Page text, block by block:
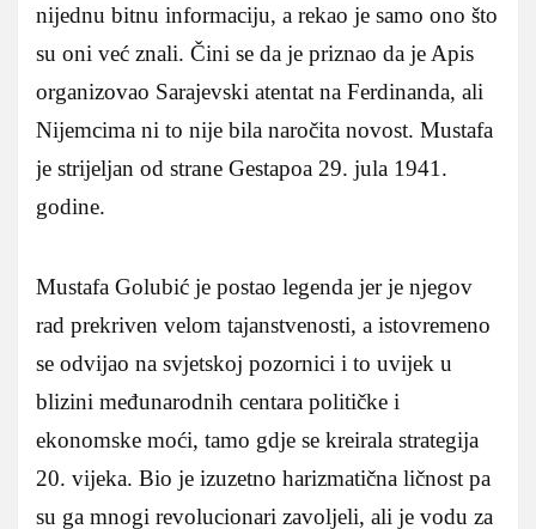
nijednu bitnu informaciju, a rekao je samo ono što
su oni već znali. Čini se da je priznao da je Apis
organizovao Sarajevski atentat na Ferdinanda, ali
Nijemcima ni to nije bila naročita novost. Mustafa
je strijeljan od strane Gestapoa 29. jula 1941.
godine.
Mustafa Golubić je postao legenda jer je njegov
rad prekriven velom tajanstvenosti, a istovremeno
se odvijao na svjetskoj pozornici i to uvijek u
blizini međunarodnih centara političke i
ekonomske moći, tamo gdje se kreirala strategija
20. vijeka. Bio je izuzetno harizmatična ličnost pa
su ga mnogi revolucionari zavoljeli, ali je vodu za